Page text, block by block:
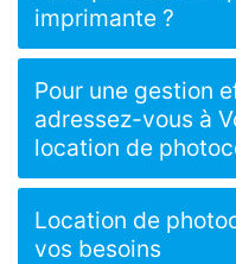
imprimante ?
Pour une gestion
adressez-vous à
location de
Location de
vos besoins